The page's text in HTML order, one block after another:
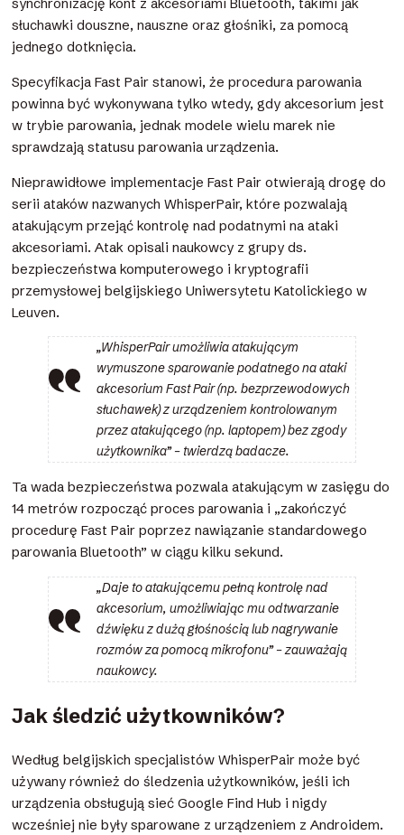
słuchawki douszne, nauszne oraz głośniki, za pomocą
jednego dotknięcia.
Specyfikacja Fast Pair stanowi, że procedura parowania
powinna być wykonywana tylko wtedy, gdy akcesorium jest
w trybie parowania, jednak modele wielu marek nie
sprawdzają statusu parowania urządzenia.
Nieprawidłowe implementacje Fast Pair otwierają drogę do
serii ataków nazwanych WhisperPair, które pozwalają
atakującym przejąć kontrolę nad podatnymi na ataki
akcesoriami. Atak opisali naukowcy z grupy ds.
bezpieczeństwa komputerowego i kryptografii
przemysłowej belgijskiego Uniwersytetu Katolickiego w
Leuven.
„WhisperPair umożliwia atakującym
wymuszone sparowanie podatnego na ataki
akcesorium Fast Pair (np. bezprzewodowych
słuchawek) z urządzeniem kontrolowanym
przez atakującego (np. laptopem) bez zgody
użytkownika” – twierdzą badacze.
Ta wada bezpieczeństwa pozwala atakującym w zasięgu do
14 metrów rozpocząć proces parowania i „zakończyć
procedurę Fast Pair poprzez nawiązanie standardowego
parowania Bluetooth” w ciągu kilku sekund.
„Daje to atakującemu pełną kontrolę nad
akcesorium, umożliwiając mu odtwarzanie
dźwięku z dużą głośnością lub nagrywanie
rozmów za pomocą mikrofonu” – zauważają
naukowcy.
Jak śledzić użytkowników?
Według belgijskich specjalistów WhisperPair może być
używany również do śledzenia użytkowników, jeśli ich
urządzenia obsługują sieć Google Find Hub i nigdy
wcześniej nie były sparowane z urządzeniem z Androidem.